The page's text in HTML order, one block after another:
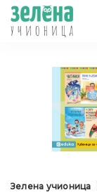
Зелена учионица